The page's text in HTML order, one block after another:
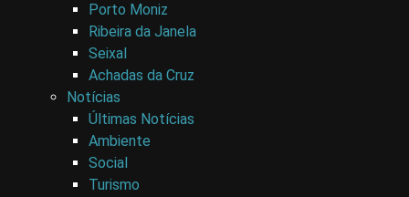
Porto Moniz
Ribeira da Janela
Seixal
Achadas da Cruz
Notícias
Últimas Notícias
Ambiente
Social
Turismo